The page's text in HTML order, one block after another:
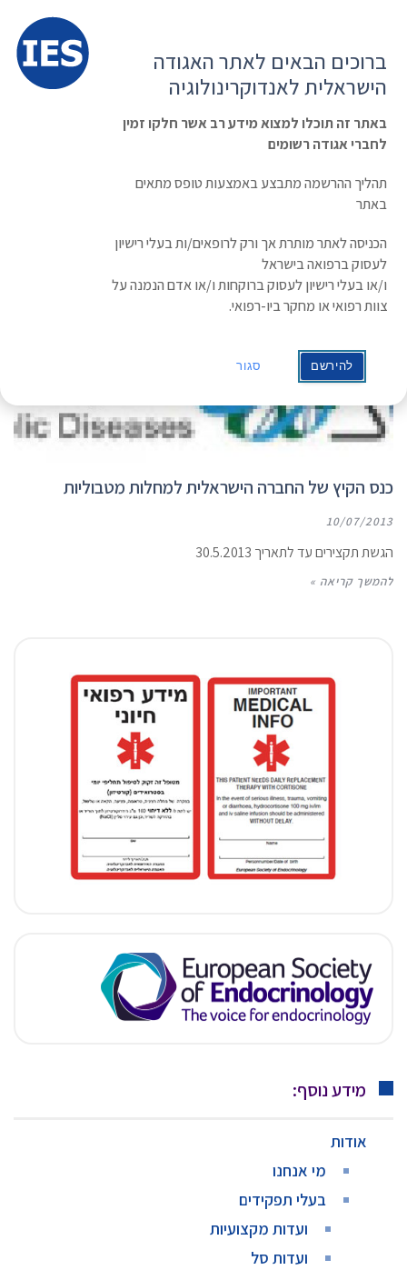
הרשמה ועדכון נתונים
כניסת חברים
ראשי » תעוד מפגש
Carbohydrate Metabolism
כנס הקיץ של החברה הישראלית למחלות מטבוליות
10/07/2013
הגשת תקצירים עד לתאריך 30.5.2013
להמשך קריאה »
מידע נוסף:
אודות
מי אנחנו
בעלי תפקידים
ועדות מקצועיות
ועדות סל
ברוכים הבאים לאתר האגודה
הישראלית לאנדוקרינולוגיה
באתר זה תוכלו למצוא מידע רב אשר חלקו זמין
לחברי אגודה רשומים
תהליך ההרשמה מתבצע באמצעות טופס מתאים
באתר
הכניסה לאתר מותרת אך ורק לרופאים/ות בעלי רישיון
לעסוק ברפואה בישראל
ו/או בעלי רישיון לעסוק ברוקחות ו/או אדם הנמנה על
צוות רפואי או מחקר ביו-רפואי.
להירשם סגור